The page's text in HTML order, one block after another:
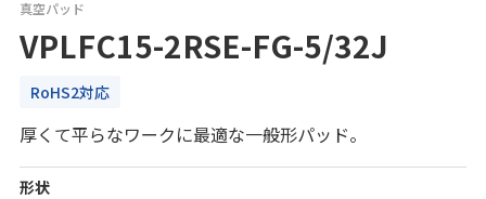
真空パッド
VPLFC15-2RSE-FG-5/32J
RoHS2対応
厚くて平らなワークに最適な一般形パッド。
形状